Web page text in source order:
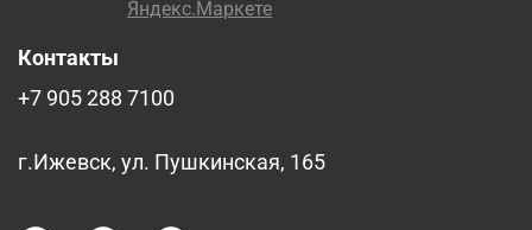
Контакты
+7 905 288 7100
г.Ижевск, ул. Пушкинская, 165